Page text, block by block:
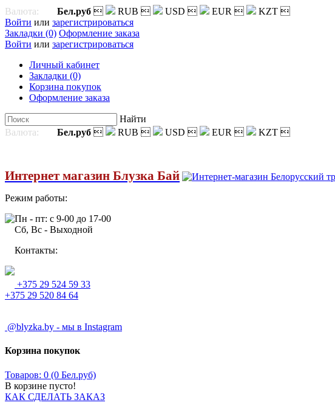
Валюта: Бел.руб  RUB  USD  EUR  KZT 
Войти или зарегистрироваться
Закладки (0) Оформление заказа
Войти или зарегистрироваться
Личный кабинет
Закладки (0)
Корзина покупок
Оформление заказа
Найти
Валюта:
Бел.руб  RUB  USD  EUR  KZT 
Интернет магазин Блузка Бай
Режим работы:
Пн - пт: с 9-00 до 17-00
Сб, Вс - Выходной
Контакты:
+375 29 524 59 33
+375 29 520 84 64
@blyzka.by - мы в Instagram
Корзина покупок
Товаров: 0 (0 Бел.руб)
В корзине пусто!
КАК СДЕЛАТЬ ЗАКАЗ